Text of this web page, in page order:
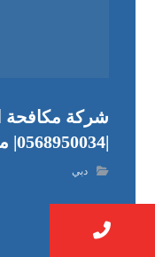
شركة مكافحة
|0568950034| مكافحة النمل الابيض
دبي